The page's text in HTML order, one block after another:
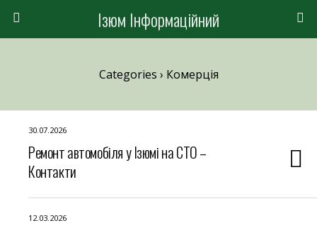
Ізюм Інформаційний
Categories › Комерція
30.07.2026
Ремонт автомобіля у Ізюмі на СТО –
Контакти
12.03.2026